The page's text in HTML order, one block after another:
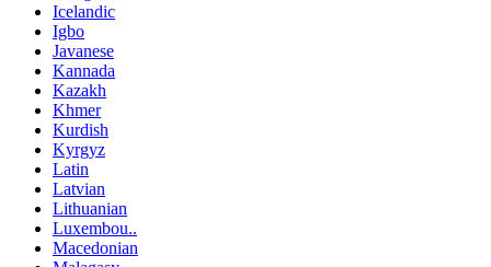
Icelandic
Igbo
Javanese
Kannada
Kazakh
Khmer
Kurdish
Kyrgyz
Latin
Latvian
Lithuanian
Luxembou..
Macedonian